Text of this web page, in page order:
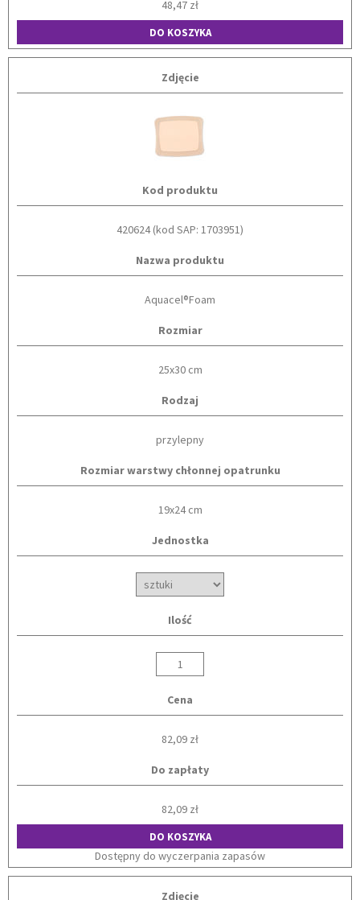
48,47 zł
DO KOSZYKA
Zdjęcie
Kod produktu
420624 (kod SAP: 1703951)
Nazwa produktu
Aquacel®Foam
Rozmiar
25x30 cm
Rodzaj
przylepny
Rozmiar warstwy chłonnej opatrunku
19x24 cm
Jednostka
Ilość
Cena
82,09 zł
Do zapłaty
82,09 zł
DO KOSZYKA
Dostępny do wyczerpania zapasów
Zdjęcie